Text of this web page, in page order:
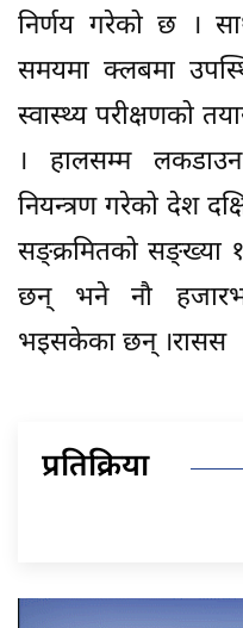
निर्णय गरेको छ ।
समयमा क्लबमा
स्वास्थ्य परीक्षणको
। हालसम्म
नियन्त्रण गरेको देश
सङ्क्रमितको सङ्ख्या
छन् भने नौ
भइसकेका छन् ।रासस
प्रतिक्रिया